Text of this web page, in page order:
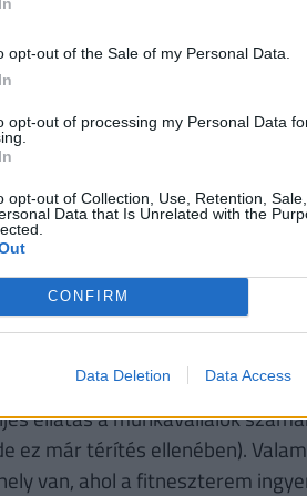
opt-out of the Sale of my Personal Data.
opt-out of processing my Personal Data
opt-out of Collection, Use, Retention,
Data that Is Unrelated with the
CONFIRM
Data Deletion Data Access
mit jelentenek, tehát magyar
kb. 780 ezer forint. A
és nettó összegek átlagával
tényező (GDP) és a piaci
esetén. Így egy rövid
bruttó 880 ezer forintnak
kb. bruttó 506 ezer forintot.
közel 400 ezer forintnak
mindössze 1 perc sétára
ellátás a munkavállalók
ez már térítés ellenében).
van, ahol a fitneszterem